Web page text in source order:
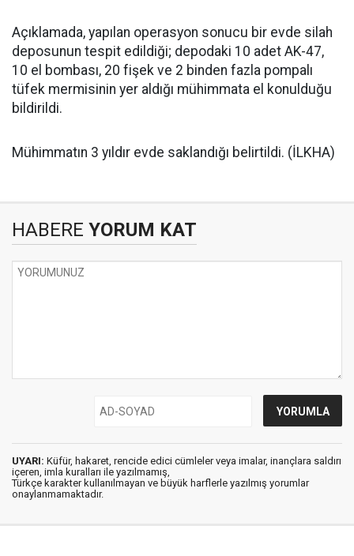
Açıklamada, yapılan operasyon sonucu bir evde silah
deposunun tespit edildiği; depodaki 10 adet AK-47,
10 el bombası, 20 fişek ve 2 binden fazla pompalı
tüfek mermisinin yer aldığı mühimmata el konulduğu
bildirildi.
Mühimmatın 3 yıldır evde saklandığı belirtildi. (İLKHA)
HABERE YORUM KAT
UYARI: Küfür, hakaret, rencide edici cümleler veya imalar, inançlara saldırı
içeren, imla kuralları ile yazılmamış,
Türkçe karakter kullanılmayan ve büyük harflerle yazılmış yorumlar
onaylanmamaktadır.